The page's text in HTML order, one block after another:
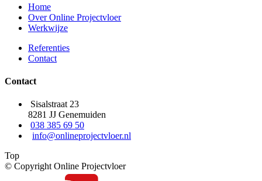
Home
Over Online Projectvloer
Werkwijze
Referenties
Contact
Contact
Sisalstraat 23
8281 JJ Genemuiden
038 385 69 50
info@onlineprojectvloer.nl
Top
© Copyright Online Projectvloer